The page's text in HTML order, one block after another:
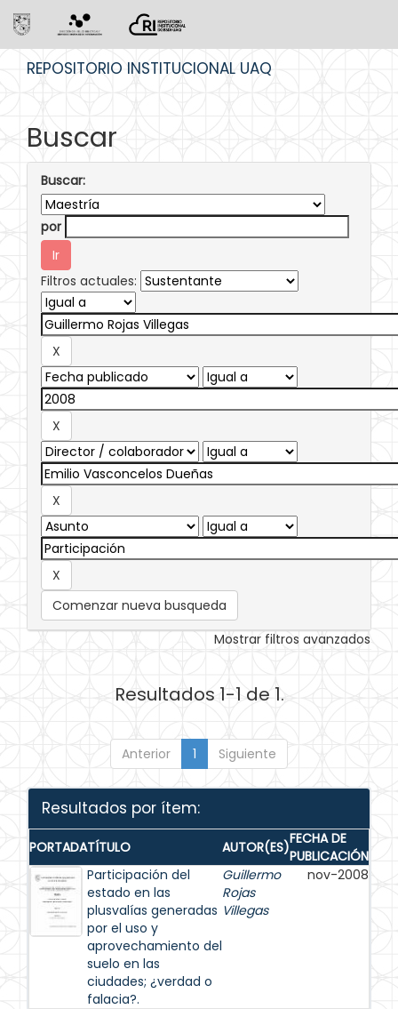
REPOSITORIO INSTITUCIONAL UAQ
Buscar
Buscar:
por
Filtros actuales:
Comenzar nueva busqueda
Mostrar filtros avanzados
Resultados 1-1 de 1.
Anterior 1 Siguiente
Resultados por ítem:
PORTADATÍTULO AUTOR(ES)FECHA DE
PUBLICACIÓN
Participación del
estado en las
plusvalías generadas
por el uso y
aprovechamiento del
suelo en las
ciudades; ¿verdad o
falacia?.
Guillermo
Rojas
Villegas
nov-2008